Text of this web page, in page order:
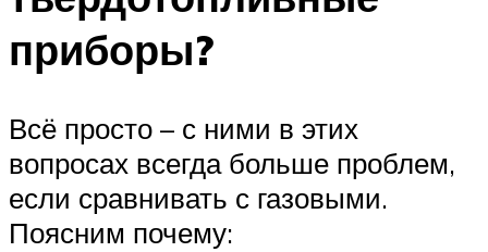
приборы?
Всё просто – с ними в этих
вопросах всегда больше проблем,
если сравнивать с газовыми.
Поясним почему: